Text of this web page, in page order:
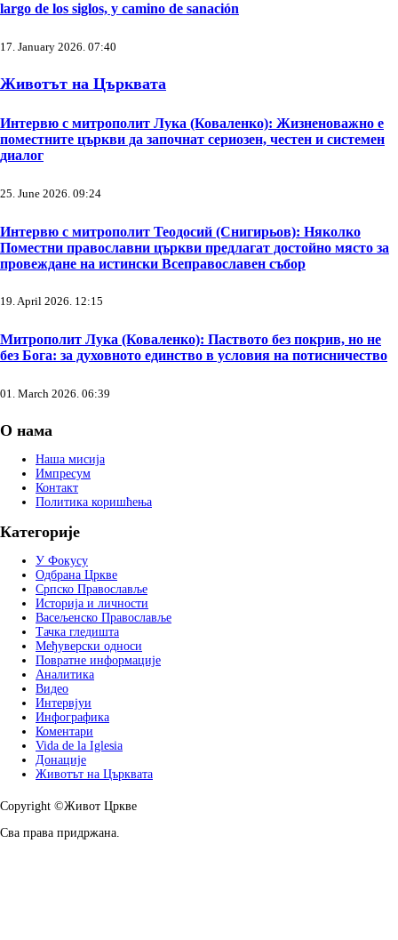
largo de los siglos, y camino de sanación
17. January 2026. 07:40
Животът на Църквата
Интервю с митрополит Лука (Коваленко): Жизненоважно е
поместните църкви да започнат сериозен, честен и системен
диалог
25. June 2026. 09:24
Интервю с митрополит Теодосий (Снигирьов): Няколко
Поместни православни църкви предлагат достойно място за
провеждане на истински Всеправославен събор
19. April 2026. 12:15
Митрополит Лука (Коваленко): Паството без покрив, но не
без Бога: за духовното единство в условия на потисничество
01. March 2026. 06:39
О нама
Наша мисија
Импресум
Контакт
Политика коришћења
Категорије
У Фокусу
Одбрана Цркве
Српско Православље
Историја и личности
Васељенско Православље
Тачка гледишта
Међуверски односи
Повратне информације
Аналитика
Видео
Интервјуи
Инфографика
Коментари
Vida de la Iglesia
Донације
Животът на Църквата
Copyright ©Живот Цркве
Сва права придржана.